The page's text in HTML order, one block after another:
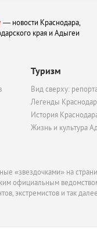
— новости Краснодара,
края и Адыгеи
Туризм
Вид сверху:
Легенды
История
Жизнь и культура
«звездочками» на
официальным
экстремистов и так